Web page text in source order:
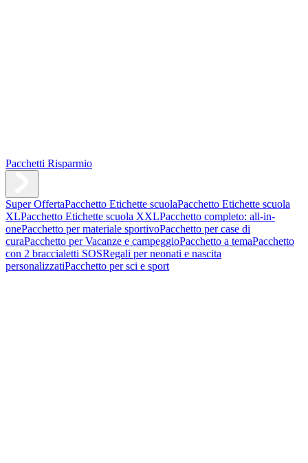
Pacchetti Risparmio
Super OffertaPacchetto Etichette scuolaPacchetto Etichette scuola
XLPacchetto Etichette scuola XXLPacchetto completo: all-in-
onePacchetto per materiale sportivoPacchetto per case di
curaPacchetto per Vacanze e campeggioPacchetto a temaPacchetto
con 2 braccialetti SOSRegali per neonati e nascita
personalizzatiPacchetto per sci e sport